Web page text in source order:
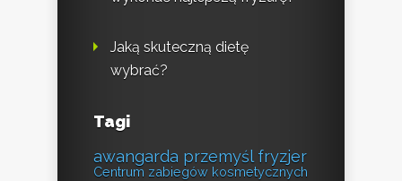
Jaką skuteczną dietę
wybrać?
Tagi
awangarda przemyśl fryzjer
Centrum zabiegów kosmetycznych